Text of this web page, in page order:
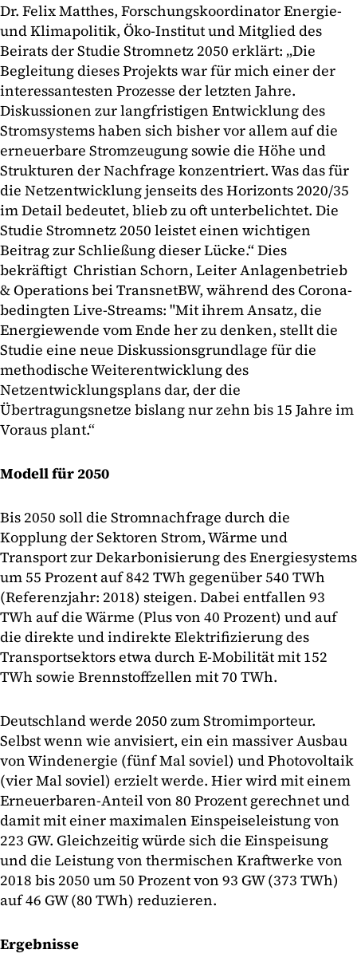
Dr. Felix Matthes, Forschungskoordinator Energie-
und Klimapolitik, Öko-Institut und Mitglied des
Beirats der Studie Stromnetz 2050 erklärt: „Die
Begleitung dieses Projekts war für mich einer der
interessantesten Prozesse der letzten Jahre.
Diskussionen zur langfristigen Entwicklung des
Stromsystems haben sich bisher vor allem auf die
erneuerbare Stromzeugung sowie die Höhe und
Strukturen der Nachfrage konzentriert. Was das für
die Netzentwicklung jenseits des Horizonts 2020/35
im Detail bedeutet, blieb zu oft unterbelichtet. Die
Studie Stromnetz 2050 leistet einen wichtigen
Beitrag zur Schließung dieser Lücke.“ Dies
bekräftigt Christian Schorn, Leiter Anlagenbetrieb
& Operations bei TransnetBW, während des Corona-
bedingten Live-Streams: "Mit ihrem Ansatz, die
Energiewende vom Ende her zu denken, stellt die
Studie eine neue Diskussionsgrundlage für die
methodische Weiterentwicklung des
Netzentwicklungsplans dar, der die
Übertragungsnetze bislang nur zehn bis 15 Jahre im
Voraus plant.“
Modell für 2050
Bis 2050 soll die Stromnachfrage durch die
Kopplung der Sektoren Strom, Wärme und
Transport zur Dekarbonisierung des Energiesystems
um 55 Prozent auf 842 TWh gegenüber 540 TWh
(Referenzjahr: 2018) steigen. Dabei entfallen 93
TWh auf die Wärme (Plus von 40 Prozent) und auf
die direkte und indirekte Elektrifizierung des
Transportsektors etwa durch E-Mobilität mit 152
TWh sowie Brennstoffzellen mit 70 TWh.
Deutschland werde 2050 zum Stromimporteur.
Selbst wenn wie anvisiert, ein ein massiver Ausbau
von Windenergie (fünf Mal soviel) und Photovoltaik
(vier Mal soviel) erzielt werde. Hier wird mit einem
Erneuerbaren-Anteil von 80 Prozent gerechnet und
damit mit einer maximalen Einspeiseleistung von
223 GW. Gleichzeitig würde sich die Einspeisung
und die Leistung von thermischen Kraftwerke von
2018 bis 2050 um 50 Prozent von 93 GW (373 TWh)
auf 46 GW (80 TWh) reduzieren.
Ergebnisse